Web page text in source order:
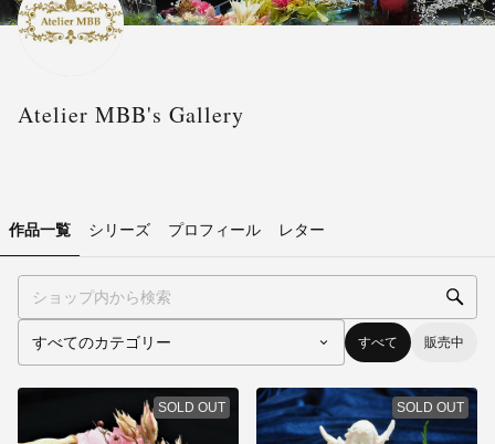
Atelier MBB's Gallery
作品一覧 シリーズ プロフィール レター
すべて 販売中
SOLD OUT SOLD OUT